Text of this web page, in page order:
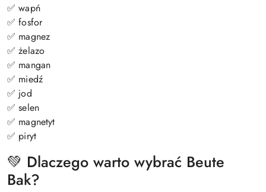
✅ wapń
✅ fosfor
✅ magnez
✅ żelazo
✅ mangan
✅ miedź
✅ jod
✅ selen
✅ magnetyt
✅ piryt
💚 Dlaczego warto wybrać Beute
Bak?